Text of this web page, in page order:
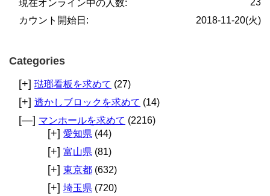
23
現在オンライン中の人数:
2018-11-20(火)
カウント開始日:
Categories
[+] 琺瑯看板を求めて (27)
[+] 透かしブロックを求めて (14)
[—] マンホールを求めて (2216)
[+] 愛知県 (44)
[+] 富山県 (81)
[+] 東京都 (632)
[+] 埼玉県 (720)